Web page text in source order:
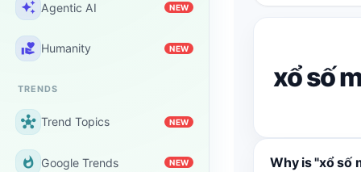
auto_awesome Agentic AI NEW
volunteer_activism Humanity NEW
TRENDS
hub Trend Topics NEW
whatshot Google Trends NEW
xổ số
Why is "xổ số